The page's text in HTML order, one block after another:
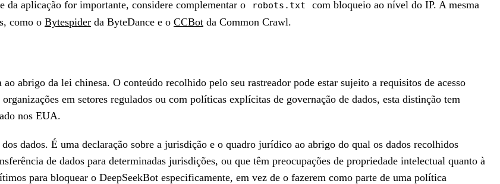
da aplicação for importante, considere complementar o
robots.txt
com bloqueio ao nível do IP. A mesma
como o Bytespider da ByteDance e o CCBot da Common Crawl.
abrigo da lei chinesa. O conteúdo recolhido pelo seu rastreador pode estar sujeito a requisitos de acesso
em setores regulados ou com políticas explícitas de governação de dados, esta distinção tem
nos EUA.
dados. É uma declaração sobre a jurisdição e o quadro jurídico ao abrigo do qual os dados recolhidos
de dados para determinadas jurisdições, ou que têm preocupações de propriedade intelectual quanto à
para bloquear o DeepSeekBot especificamente, em vez de o fazerem como parte de uma política